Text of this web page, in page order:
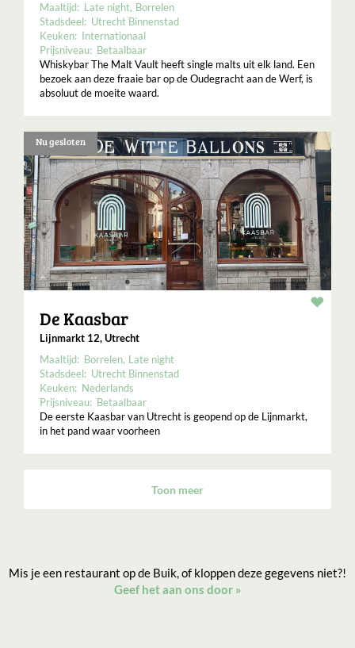
Maaltijd: Late night Borrelen
Stadsdeel: Utrecht Binnenstad
Keuken: Internationaal
Prijsniveau: Betaalbaar
Whiskybar The Malt Vault heeft single malts uit elk land. Een
bezoek aan deze fraaie bar op de Oudegracht aan de Werf, is
absoluut de moeite waard.
Nu gesloten
De Kaasbar
Lijnmarkt 12, Utrecht
Maaltijd: Borrelen Late night
Stadsdeel: Utrecht Binnenstad
Keuken: Nederlands
Prijsniveau: Betaalbaar
De eerste Kaasbar van Utrecht is geopend op de Lijnmarkt,
in het pand waar voorheen
Toon meer
Mis je een restaurant op de Buik, of kloppen deze gegevens niet?!
Geef het aan ons door »